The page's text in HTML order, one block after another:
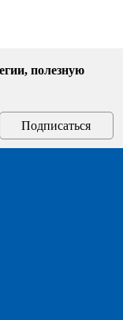
полезную